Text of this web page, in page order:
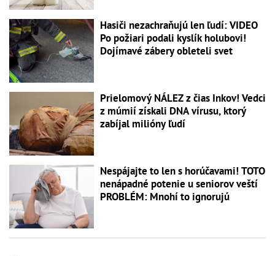
Hasiči nezachraňujú len ľudí: VIDEO
Po požiari podali kyslík holubovi!
Dojímavé zábery obleteli svet
Prielomový NÁLEZ z čias Inkov! Vedci
z múmií získali DNA vírusu, ktorý
zabíjal milióny ľudí
Nespájajte to len s horúčavami! TOTO
nenápadné potenie u seniorov veští
PROBLÉM: Mnohí to ignorujú